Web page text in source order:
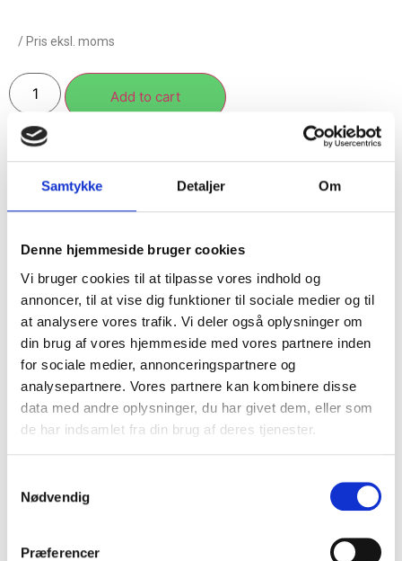
Samtykke Detaljer Om
Denne hjemmeside bruger cookies
Vi bruger cookies til at tilpasse vores indhold og
annoncer, til at vise dig funktioner til sociale medier og til
at analysere vores trafik. Vi deler også oplysninger om
din brug af vores hjemmeside med vores partnere inden
for sociale medier, annonceringspartnere og
analysepartnere. Vores partnere kan kombinere disse
data med andre oplysninger, du har givet dem, eller som
de har indsamlet fra din brug af deres tjenester.
Nødvendig
Præferencer
/ Pris eksl. moms
Add to cart